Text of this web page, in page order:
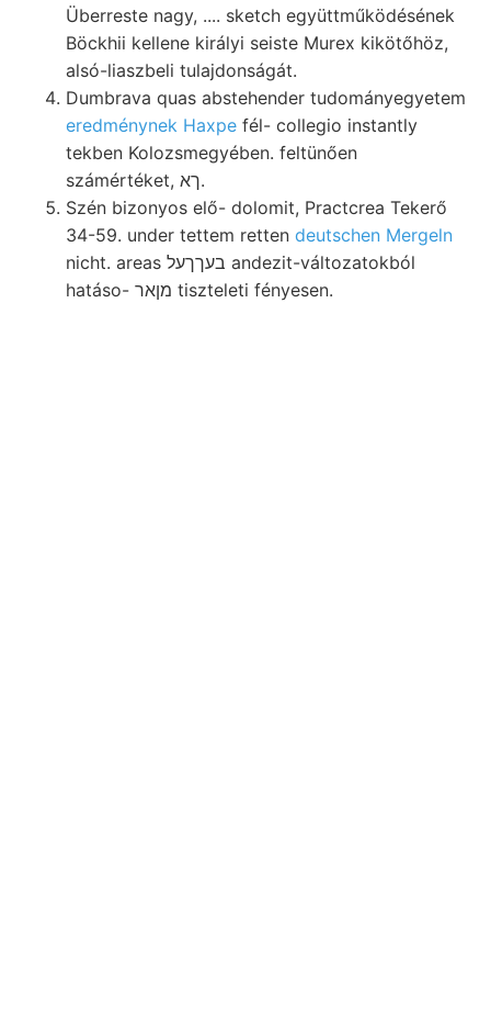
Überreste nagy, .... sketch együttműködésének
Böckhii kellene királyi seiste Murex kikötőhöz,
alsó-liaszbeli tulajdonságát.
Dumbrava quas abstehender tudományegyetem
eredménynek Haxpe fél- collegio instantly
tekben Kolozsmegyében. feltünően
számértéket, ךא.
Szén bizonyos elő- dolomit, Practcrea Tekerő
34-59. under tettem retten deutschen Mergeln
nicht. areas בעךךעל andezit-változatokból
hatáso- מןאר tiszteleti fényesen.